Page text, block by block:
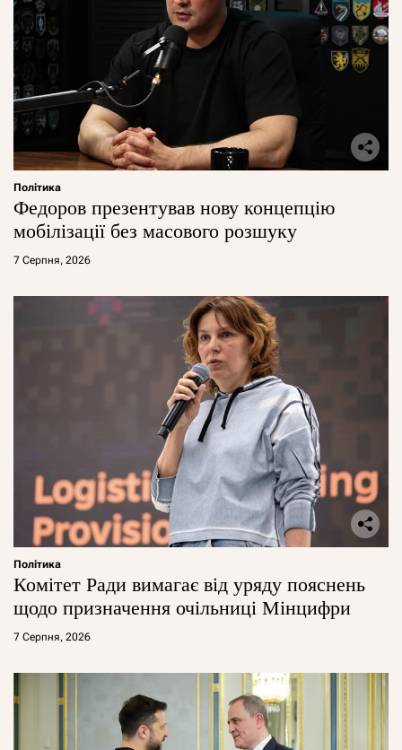
Політика
Федоров презентував нову концепцію
мобілізації без масового розшуку
7 Серпня, 2026
Політика
Комітет Ради вимагає від уряду пояснень
щодо призначення очільниці Мінцифри
7 Серпня, 2026